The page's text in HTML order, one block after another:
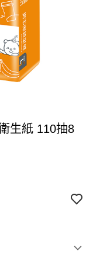
生紙 110抽8